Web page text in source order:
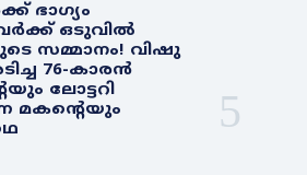
ഭാഗ്യം
ഒടുവിൽ
സമ്മാനം! വിഷു
76-കാരൻ
ലോട്ടറി
മകന്റെയും